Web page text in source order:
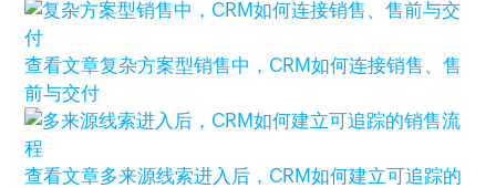
查看文章复杂方案型销售中，CRM如何连接销售、售
前与交付
查看文章多来源线索进入后，CRM如何建立可追踪的